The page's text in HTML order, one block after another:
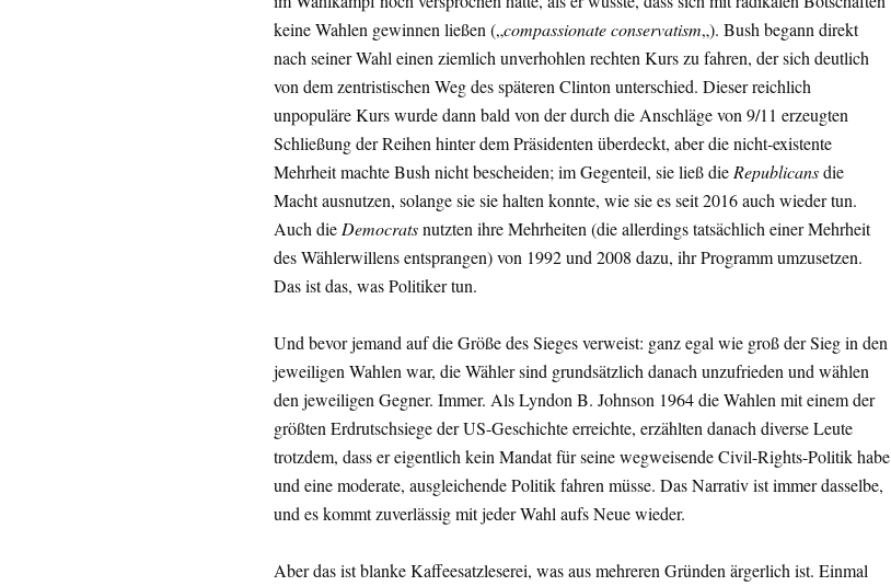
keine Wahlen gewinnen ließen („compassionate conservatism„). Bush begann direkt
nach seiner Wahl einen ziemlich unverhohlen rechten Kurs zu fahren, der sich deutlich
von dem zentristischen Weg des späteren Clinton unterschied. Dieser reichlich
unpopuläre Kurs wurde dann bald von der durch die Anschläge von 9/11 erzeugten
Schließung der Reihen hinter dem Präsidenten überdeckt, aber die nicht-existente
Mehrheit machte Bush nicht bescheiden; im Gegenteil, sie ließ dieRepublicansdie
Macht ausnutzen, solange sie sie halten konnte, wie sie es seit 2016 auch wieder tun.
Auch dieDemocratsnutzten ihre Mehrheiten (die allerdings tatsächlich einer Mehrheit
des Wählerwillens entsprangen) von 1992 und 2008 dazu, ihr Programm umzusetzen.
Das ist das, was Politiker tun.
Und bevor jemand auf die Größe des Sieges verweist: ganz egal wie groß der Sieg in den
jeweiligen Wahlen war, die Wähler sind grundsätzlich danach unzufrieden und wählen
den jeweiligen Gegner. Immer. Als Lyndon B. Johnson 1964 die Wahlen mit einem der
größten Erdrutschsiege der US-Geschichte erreichte, erzählten danach diverse Leute
trotzdem, dass er eigentlich kein Mandat für seine wegweisende Civil-Rights-Politik habe
und eine moderate, ausgleichende Politik fahren müsse. Das Narrativ ist immer dasselbe,
und es kommt zuverlässig mit jeder Wahl aufs Neue wieder.
Aber das ist blanke Kaffeesatzleserei, was aus mehreren Gründen ärgerlich ist. Einmal